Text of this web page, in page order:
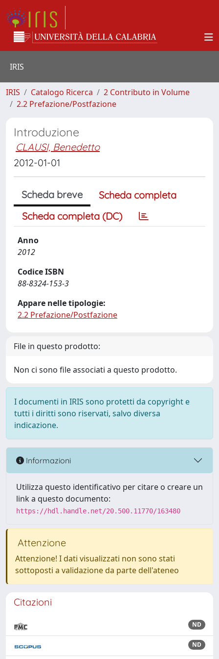
IRIS
IRIS Catalogo Ricerca
2 Contributo in Volume
2.2 Prefazione/Postfazione
Introduzione
CLAUSI, Benedetto
2012-01-01
Scheda breve
Scheda completa
Scheda completa (DC)
Anno
2012
Codice ISBN
88-8324-153-3
Appare nelle tipologie:
2.2 Prefazione/Postfazione
File in questo prodotto:
Non ci sono file associati a questo prodotto.
I documenti in IRIS sono protetti da copyright e
tutti i diritti sono riservati, salvo diversa
indicazione.
Informazioni
Utilizza questo identificativo per citare o creare un
link a questo documento:
https://hdl.handle.net/20.500.11770/163480
Attenzione
Attenzione! I dati visualizzati non sono stati
sottoposti a validazione da parte dell'ateneo
Citazioni
ND
ND